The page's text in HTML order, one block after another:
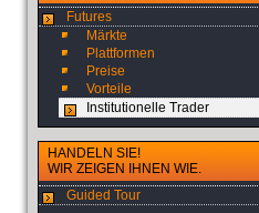
Futures
Märkte
Plattformen
Preise
Vorteile
Institutionelle Trader
HANDELN SIE!
WIR ZEIGEN IHNEN WIE.
Guided Tour